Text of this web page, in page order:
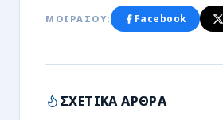
ΜΟΙΡΑΣΟΥ: Facebook
ΣΧΕΤΙΚΑ ΑΡΘΡΑ